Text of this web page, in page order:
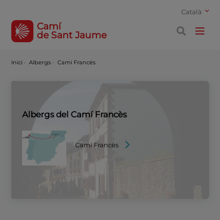
Català
Camí
de Sant Jaume
Inici · Albergs · Cami Francés
Albergs del Camí Francès
Camí Francès